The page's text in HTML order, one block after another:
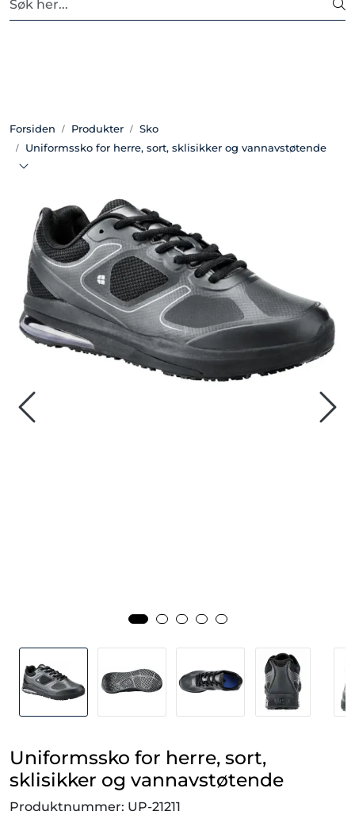
Skip to main content
Forsiden Produkter
Sko
Uniformssko for herre, sort, sklisikker og vannavstøtende
Uniformssko for herre, sort,
sklisikker og vannavstøtende
Produktnummer: UP-21211
Detaljhandel
Tjenesteyrke
Hotell og Restaurant
Profilering